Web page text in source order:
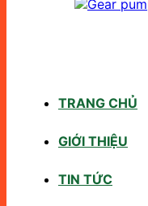
TRANG CHỦ
GIỚI THIỆU
TIN TỨC